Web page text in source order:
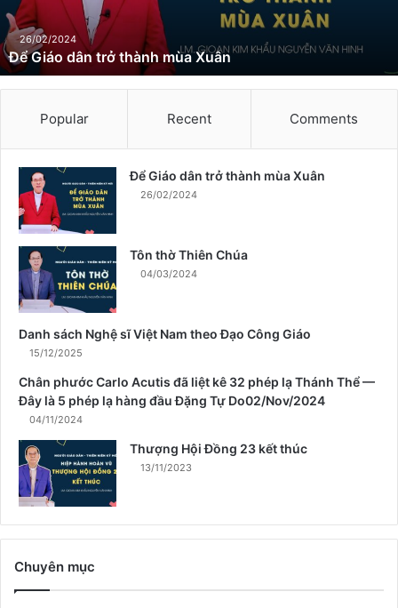
â
n
t
r
à
26/02/2024
Để Giáo dân trở thành mùa Xuân
Popular Recent Comments
Để Giáo dân trở thành mùa Xuân
26/02/2024
Tôn thờ Thiên Chúa
04/03/2024
Danh sách Nghệ sĩ Việt Nam theo Đạo Công Giáo
15/12/2025
Chân phước Carlo Acutis đã liệt kê 32 phép lạ Thánh Thể —
Đây là 5 phép lạ hàng đầu Đặng Tự Do02/Nov/2024
04/11/2024
Thượng Hội Đồng 23 kết thúc
13/11/2023
Chuyên mục